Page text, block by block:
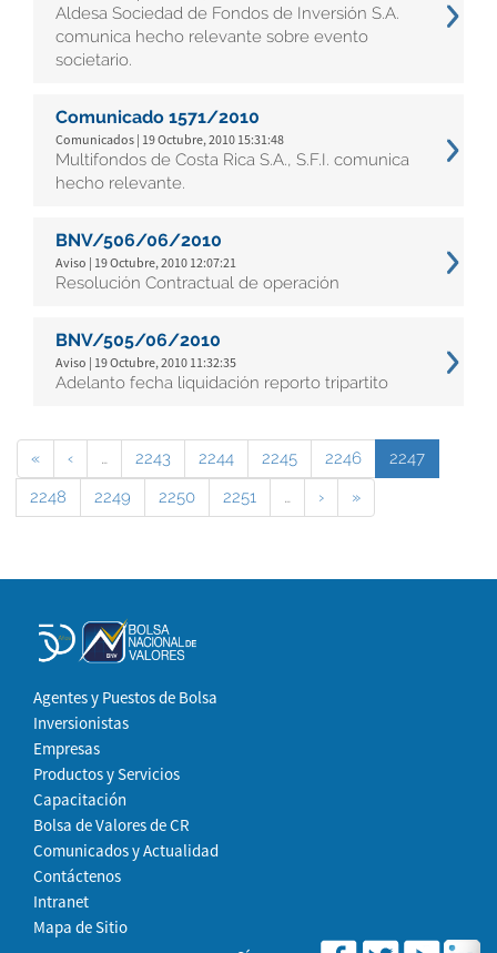
Aldesa Sociedad de Fondos de Inversión S.A.
comunica hecho relevante sobre evento
societario.
Comunicado 1571/2010
Comunicados | 19 Octubre, 2010 15:31:48
Multifondos de Costa Rica S.A., S.F.I. comunica
hecho relevante.
BNV/506/06/2010
Aviso | 19 Octubre, 2010 12:07:21
Resolución Contractual de operación
BNV/505/06/2010
Aviso | 19 Octubre, 2010 11:32:35
Adelanto fecha liquidación reporto tripartito
« ‹ … 2243 2244 2245 2246
2247
2248
2249 2250 2251 … › »
Agentes y Puestos de Bolsa
Inversionistas
Empresas
Productos y Servicios
Capacitación
Bolsa de Valores de CR
Comunicados y Actualidad
Contáctenos
Intranet
Mapa de Sitio